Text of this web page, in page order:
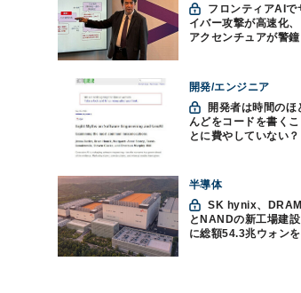
イバー攻撃が高速化、
アクセンチュアが警鐘
開発/エンジニア
んどをコードを書くこ
とに費やしていない？
つの神話への賛否
半導体
SK hynix、DRAM
とNANDの新工場建設
に総額54.3兆ウォンを